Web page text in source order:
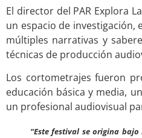
El director del PAR Explora
un espacio de
múltiples narrativas y
técnicas de producción
Los cortometrajes fueron
educación básica y media,
un profesional audiovisual
“Este festival se origina